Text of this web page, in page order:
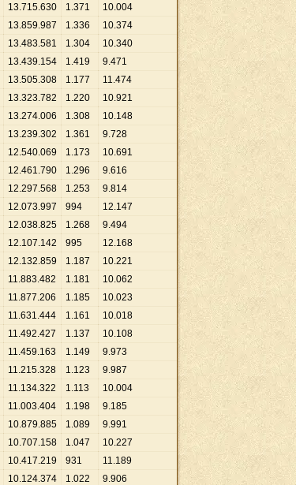
13.715.630 1.371 10.004
13.859.987 1.336 10.374
13.483.581 1.304 10.340
13.439.154 1.419 9.471
13.505.308 1.177 11.474
13.323.782 1.220 10.921
13.274.006 1.308 10.148
13.239.302 1.361 9.728
12.540.069 1.173 10.691
12.461.790 1.296 9.616
12.297.568 1.253 9.814
12.073.997 994 12.147
12.038.825 1.268 9.494
12.107.142 995 12.168
12.132.859 1.187 10.221
11.883.482 1.181 10.062
11.877.206 1.185 10.023
11.631.444 1.161 10.018
11.492.427 1.137 10.108
11.459.163 1.149 9.973
11.215.328 1.123 9.987
11.134.322 1.113 10.004
11.003.404 1.198 9.185
10.879.885 1.089 9.991
10.707.158 1.047 10.227
10.417.219 931 11.189
10.124.374 1.022 9.906